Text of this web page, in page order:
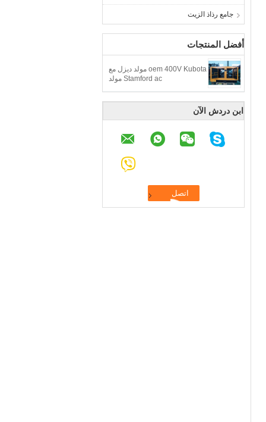
جامع رذاذ الزيت
أفضل المنتجات
oem 400V Kubota مولد ديزل مع
Stamford ac مولد
ابن دردش الآن